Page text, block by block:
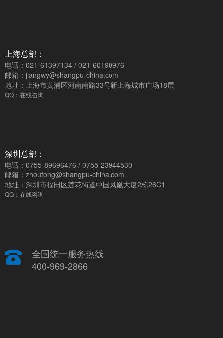
上海总部：
电话：021-61397134 / 021-60190976
邮箱：jiangwy@shangpu-china.com
地址：上海市黄浦区河南南路33号新上海城市广场18层
QQ：在线咨询
深圳总部：
电话：0755-89696476 / 0755-23944530
邮箱：zhoutong@shangpu-china.com
地址：深圳市福田区莲花街道中国凤凰大厦2栋26C1
QQ：在线咨询
全国统一服务热线
400-969-2866